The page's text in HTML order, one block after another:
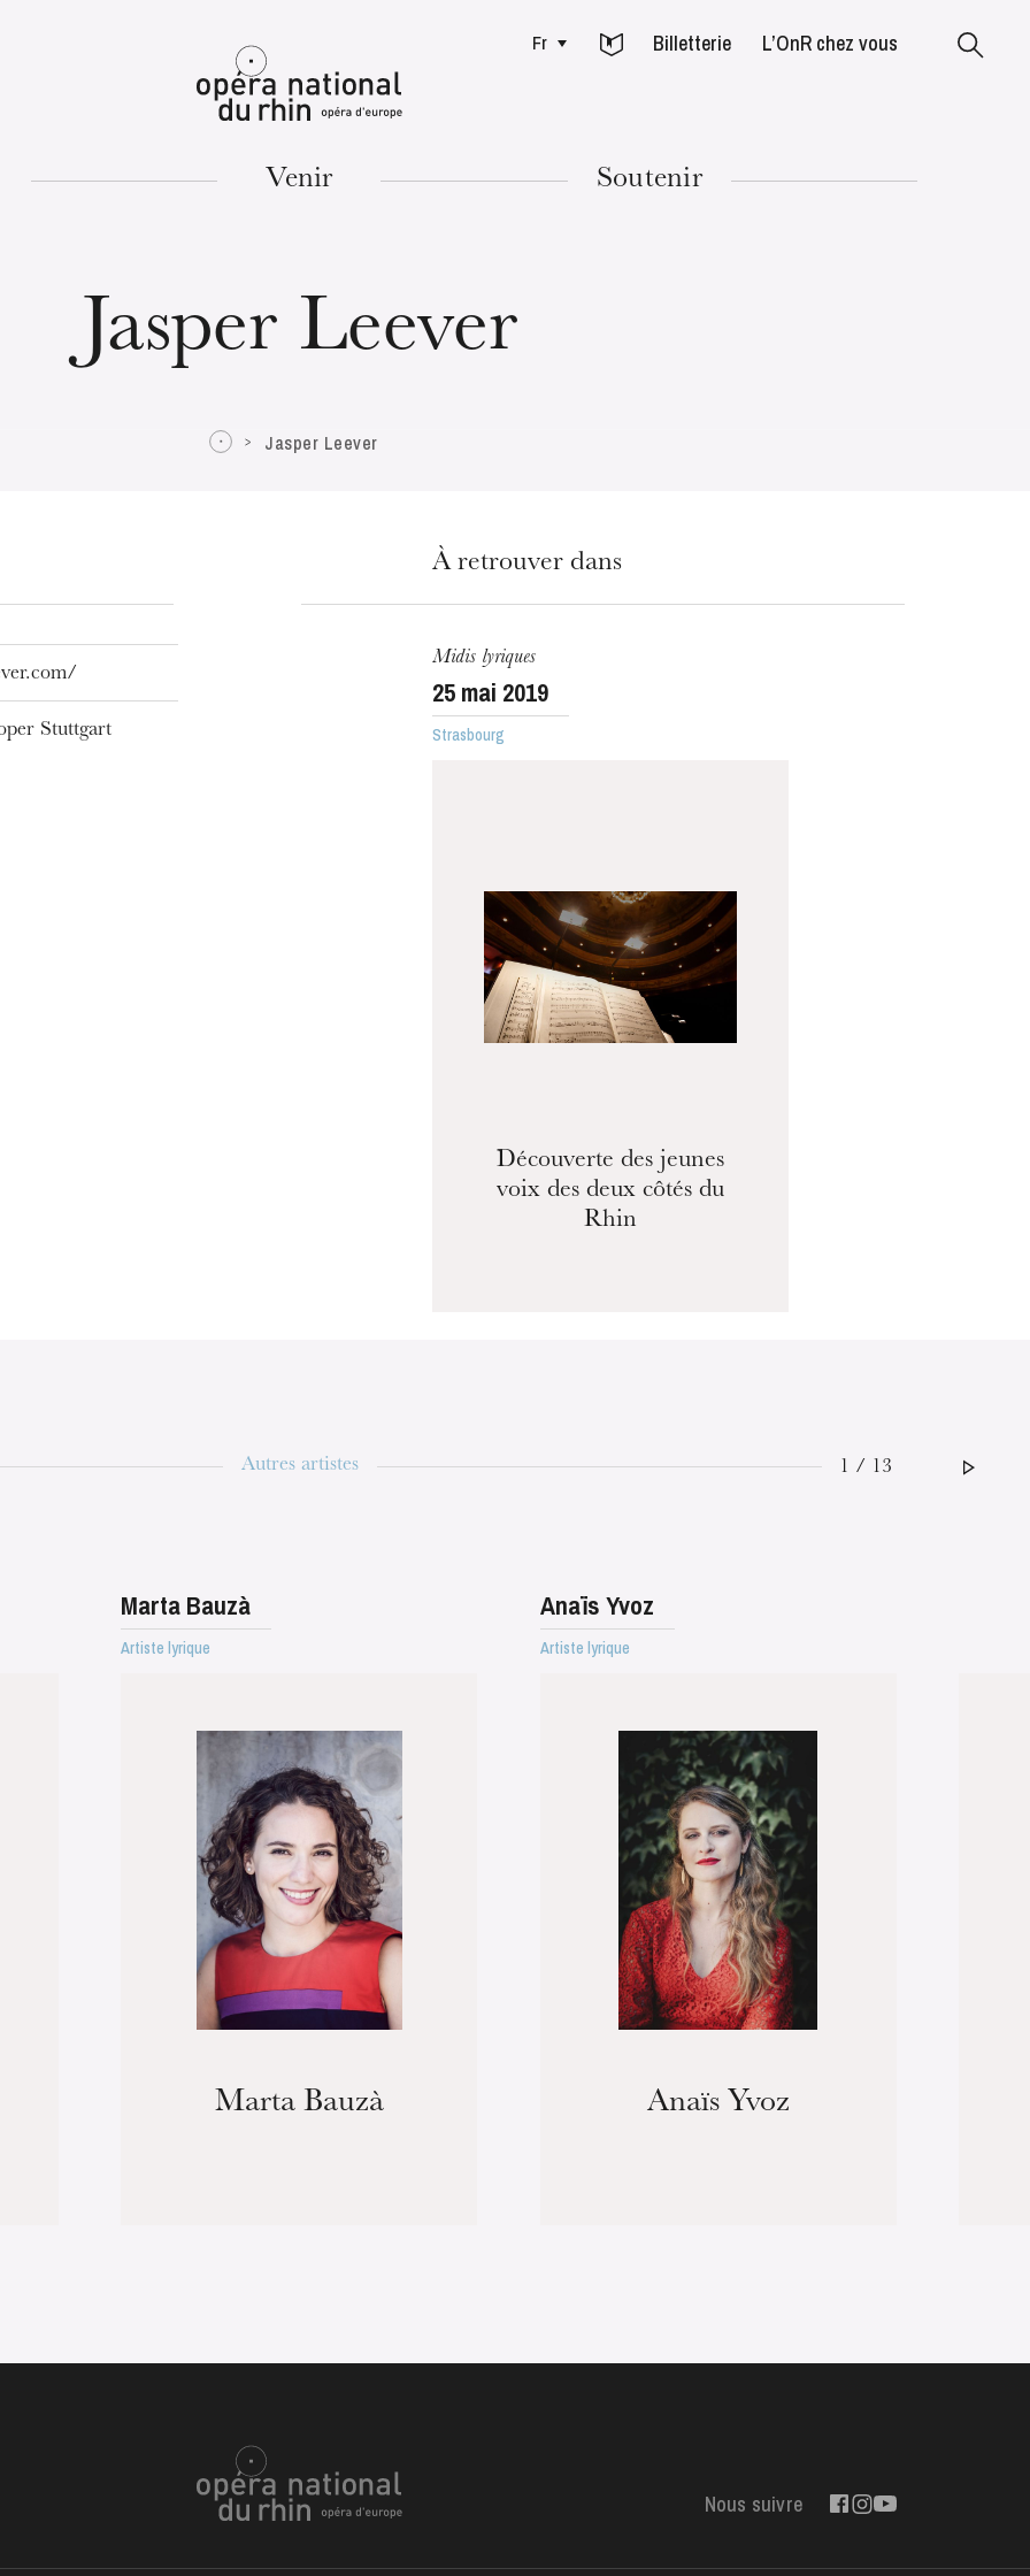
Mulhouse
18
Fr Billetterie L’OnR chez vous
Venir Soutenir
Jasper Leever
Jasper Leever
Stuttgart
À retrouver dans
Midis lyriques
25 mai 2019
Strasbourg
Découverte des jeunes
voix des deux côtés du
Rhin
Autres artistes 1 / 13
Marta Bauzà
Artiste lyrique
Marta Bauzà
Anaïs Yvoz
Artiste lyrique
Anaïs Yvoz
Nous suivre